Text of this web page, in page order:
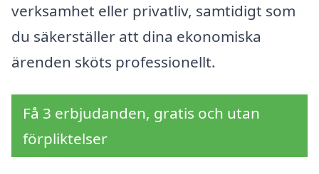
verksamhet eller privatliv, samtidigt som
du säkerställer att dina ekonomiska
ärenden sköts professionellt.
Få 3 erbjudanden, gratis och utan
förpliktelser